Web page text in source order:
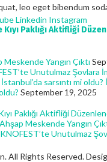
leo eget bibendum
Linkedin Instagram
Kıyı Paklığı Aktifliği
Yangın Çıktı
Unutulmaz Şovlara
sarsıntı mi
September 19, 2025
Paklığı Aktifliği
Meskende Yangın
Unutulmaz
All Rights Reserved.